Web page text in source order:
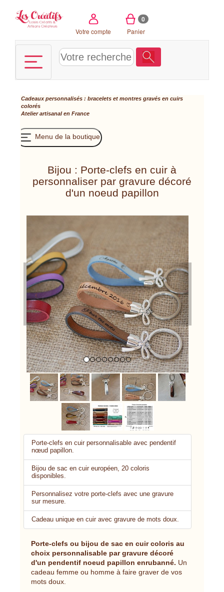
Votre compte
0
Panier
Cadeaux personnalisés : bracelets et montres gravés en cuirs
colorés
Atelier artisanal en France
Menu de la boutique
Bijou : Porte-clefs en cuir à
personnaliser par gravure décoré
d'un noeud papillon
Previous Next
Porte-clefs en cuir personnalisable avec pendentif
nœud papillon.
Bijou de sac en cuir européen, 20 coloris
disponibles.
Personnalisez votre porte-clefs avec une gravure
sur mesure.
Cadeau unique en cuir avec gravure de mots doux.
Porte-clefs ou bijou de sac en cuir coloris au
choix personnalisable par gravure décoré
d'un pendentif noeud papillon enrubanné. Un
cadeau femme ou homme à faire graver de vos
mots doux.